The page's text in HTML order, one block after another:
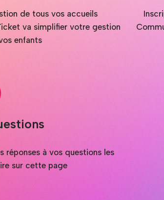
de tous vos accueils
va simplifier votre gestion
enfants
réponses à vos questions les
sur cette page